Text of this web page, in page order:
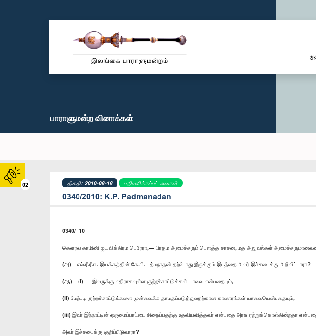
02
பாராளுமன்ற வினாக்கள்
திகதி: 2010-08-18 பதிலளிக்கப்பட்டவைகள்
0340/2010: K.P. Padmanadan
0340/ ‘10
கெளரவ காமினி ஜயவிக்கிரம பெரேரா,— பிரதம அமைச்சரும் பெளத்த சாசன, மத அலுவல்கள்
(அ) எல்.ரீ.ரீ.ஈ. இயக்கத்தின் கே.பி. பத்மநாதன் தற்போது இருக்கும் இடத்தை அவர் இச்சபைக்கு அறிவிப்பாரா?
(ஆ) (i) இவருக்கு எதிராகவுள்ள குற்றச்சாட்டுக்கள் யாவை என்பதையும்,
(ii) மேற்படி குற்றச்சாட்டுக்களை முன்வைக்க தாமதப்படுத்துவதற்கான காணரங்கள் யாவையென்பதையும்,
(iii) இவர் இந்நாட்டின் ஒருமைப்பாட்டை சிதைப்பதற்கு உதவியளித்தவர் என்பதை அரசு ஏற்றுக்கொள்கின்றதா
அவர் இச்சபைக்கு குறிப்பிடுவாரா?